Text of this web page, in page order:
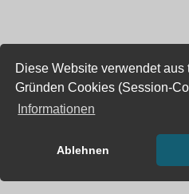
Diese Website verwendet aus
Gründen Cookies (Session-
Informationen
Ablehnen